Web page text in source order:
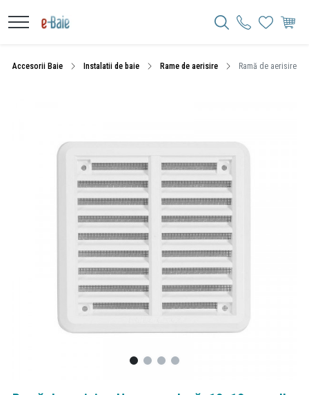
Accesorii Baie Instalatii de baie Rame de aerisire Ramă de aerisire,